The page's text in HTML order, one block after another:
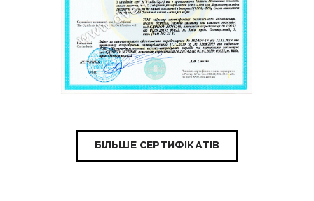
БІЛЬШЕ СЕРТИФІКАТІВ